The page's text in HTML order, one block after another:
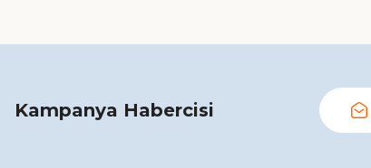
Kampanya Habercisi